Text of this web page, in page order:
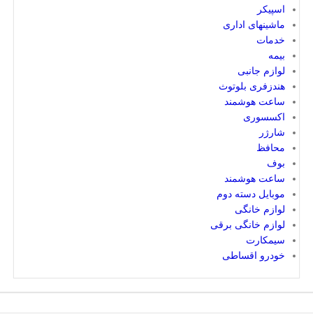
اسپیکر
ماشینهای اداری
خدمات
بیمه
لوازم جانبی
هندزفری بلوتوث
ساعت هوشمند
اکسسوری
شارژر
محافظ
بوف
ساعت هوشمند
موبایل دسته دوم
لوازم خانگی
لوازم خانگی برقی
سیمکارت
خودرو اقساطی